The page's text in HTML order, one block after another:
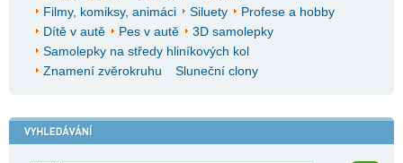
Filmy, komiksy, animáci
Siluety
Profese a hobby
Dítě v autě
Pes v autě
3D samolepky
Samolepky na středy hliníkových kol
Znamení zvěrokruhu
Sluneční clony